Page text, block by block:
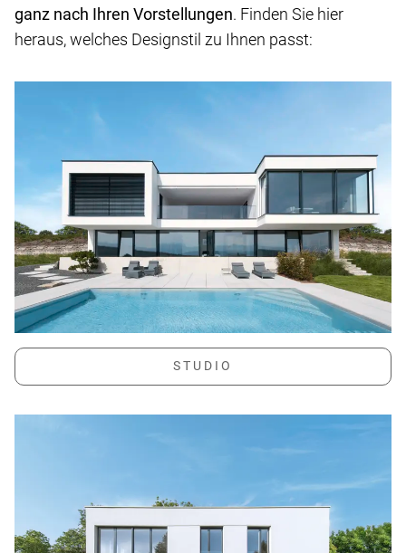
ganz nach Ihren Vorstellungen. Finden Sie hier
heraus, welches Designstil zu Ihnen passt: